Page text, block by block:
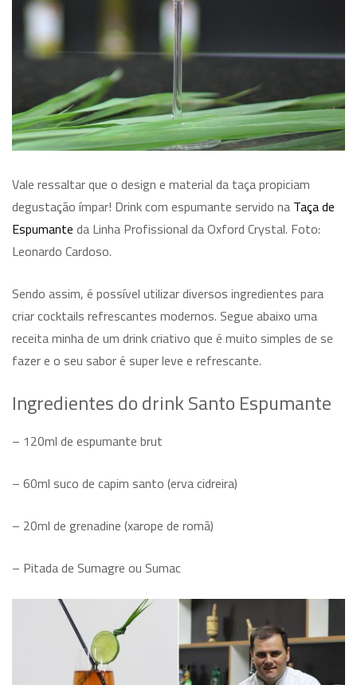
Vale ressaltar que o design e material da taça propiciam
degustação ímpar! Drink com espumante servido na Taça de
Espumante da Linha Profissional da Oxford Crystal. Foto:
Leonardo Cardoso.
Sendo assim, é possível utilizar diversos ingredientes para
criar cocktails refrescantes modernos. Segue abaixo uma
receita minha de um drink criativo que é muito simples de se
fazer e o seu sabor é super leve e refrescante.
Ingredientes do drink Santo Espumante
– 120ml de espumante brut
– 60ml suco de capim santo (erva cidreira)
– 20ml de grenadine (xarope de romã)
– Pitada de Sumagre ou Sumac